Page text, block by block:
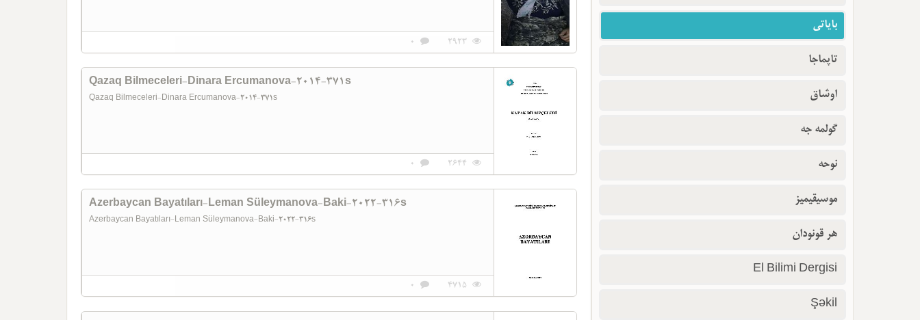
2923
0
Qazaq Bilmeceleri-Dinara Ercumanova-2014-371s
Qazaq Bilmeceleri-Dinara Ercumanova-2014-371s
2644
0
Azerbaycan Bayatıları-Leman Süleymanova-Baki-2022-316s
Azerbaycan Bayatıları-Leman Süleymanova-Baki-2022-316s
4715
0
بایاتی
تاپماجا
اوشاق
گولمه جه
نوحه
موسیقیمیز
هر قونودان
El Bilimi Dergisi
Şəkil